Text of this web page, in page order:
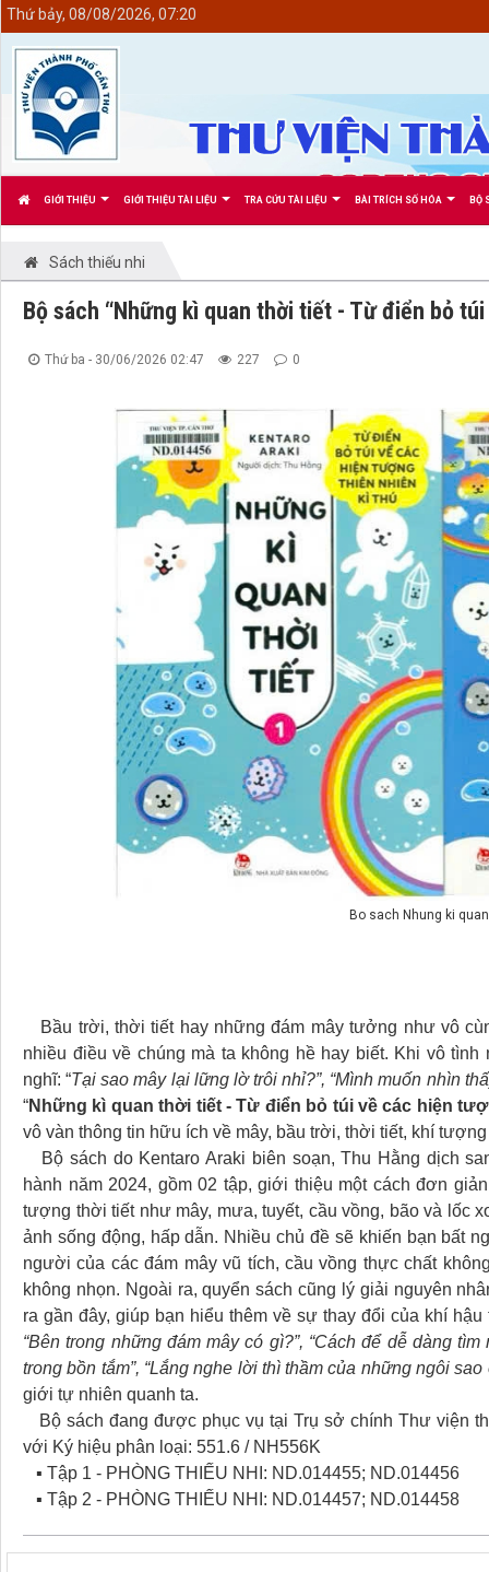
GIỚI THIỆU GIỚI THIỆU TÀI LIỆU TRA CỨU TÀI LIỆU BÀI TRÍCH SỐ HÓA BỘ
Thứ bảy, 08/08/2026, 07:20
Sách thiếu nhi
Bộ sách “Những kì quan thời tiết - Từ điển bỏ
Thứ ba - 30/06/2026 02:47 227 0
Bo sach Nhung ki
Bầu trời, thời tiết hay những đám mây tưởng như vô
nhiều điều về chúng mà ta không hề hay biết. Khi vô
nghĩ: “Tại sao mây lại lững lờ trôi nhỉ?”, “Mình muốn nhìn
“Những kì quan thời tiết - Từ điển bỏ túi về các hiện
vô vàn thông tin hữu ích về mây, bầu trời, thời tiết, khí
Bộ sách do Kentaro Araki biên soạn, Thu Hằng dịch
hành năm 2024, gồm 02 tập, giới thiệu một cách đơn
tượng thời tiết như mây, mưa, tuyết, cầu vồng, bão và lốc
ảnh sống động, hấp dẫn. Nhiều chủ đề sẽ khiến bạn bất
người của các đám mây vũ tích, cầu vồng thực chất
không nhọn. Ngoài ra, quyển sách cũng lý giải nguyên
ra gần đây, giúp bạn hiểu thêm về sự thay đổi của khí
“Bên trong những đám mây có gì?”, “Cách để dễ dàng
trong bồn tắm”, “Lắng nghe lời thì thầm của những ngôi sao
giới tự nhiên quanh ta.
Bộ sách đang được phục vụ tại Trụ sở chính Thư viện
với Ký hiệu phân loại: 551.6 / NH556K
▪ Tập 1 - PHÒNG THIẾU NHI: ND.014455; ND.014456
▪ Tập 2 - PHÒNG THIẾU NHI: ND.014457; ND.014458
<